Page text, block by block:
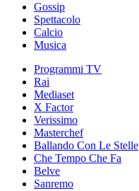
Gossip
Spettacolo
Calcio
Musica
Programmi TV
Rai
Mediaset
X Factor
Verissimo
Masterchef
Ballando Con Le Stelle
Che Tempo Che Fa
Belve
Sanremo